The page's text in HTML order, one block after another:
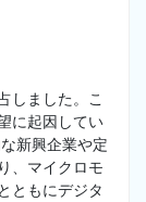
しました。こ
に起因してい
新興企業や定
、マイクロモ
ともにデジタ